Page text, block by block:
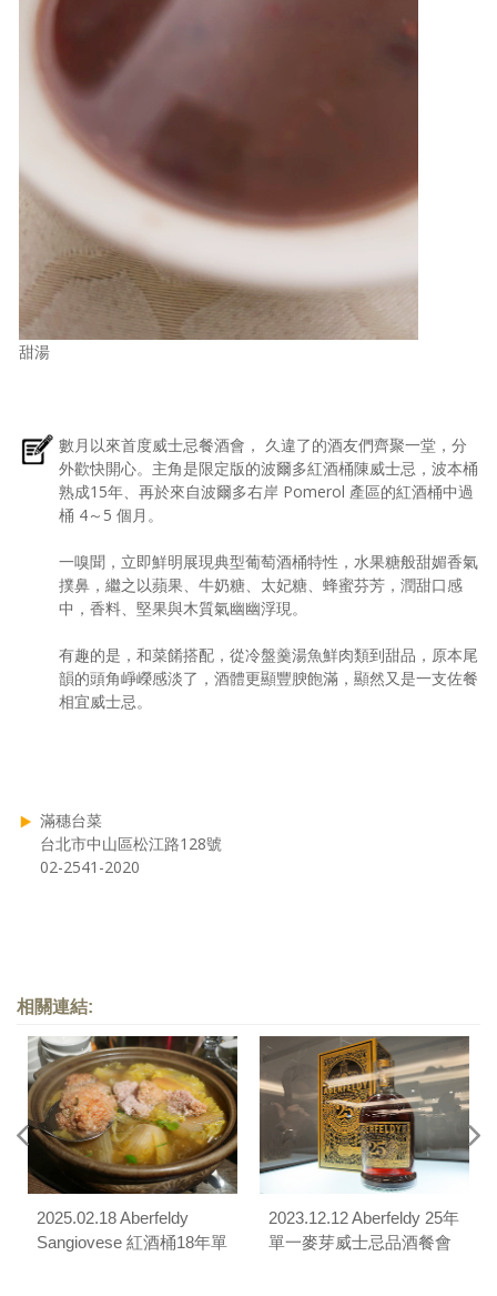
甜湯
數月以來首度威士忌餐酒會， 久違了的酒友們齊聚一堂，分
外歡快開心。主角是限定版的波爾多紅酒桶陳威士忌，波本桶
熟成15年、再於來自波爾多右岸 Pomerol 產區的紅酒桶中過
桶 4～5 個月。
一嗅聞，立即鮮明展現典型葡萄酒桶特性，水果糖般甜媚香氣
撲鼻，繼之以蘋果、牛奶糖、太妃糖、蜂蜜芬芳，潤甜口感
中，香料、堅果與木質氣幽幽浮現。
有趣的是，和菜餚搭配，從冷盤羹湯魚鮮肉類到甜品，原本尾
韻的頭角崢嶸感淡了，酒體更顯豐腴飽滿，顯然又是一支佐餐
相宜威士忌。
滿穗台菜
台北市中山區松江路128號
02-2541-2020
相關連結:
2025.02.18 Aberfeldy
Sangiovese 紅酒桶18年單
2023.12.12 Aberfeldy 25年
單一麥芽威士忌品酒餐會